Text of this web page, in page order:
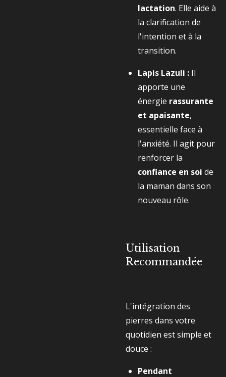
lactation. Elle aide à
la clarification de
l'intention et à la
transition.
Lapis Lazuli : Il
apporte une
énergie rassurante
et apaisante,
essentielle face à
l'anxiété. Il agit pour
renforcer la
confiance en soi de
la maman dans son
nouveau rôle.
Utilisation
Recommandée
L'intégration des
pierres dans votre
quotidien est simple et
douce :
Pendant